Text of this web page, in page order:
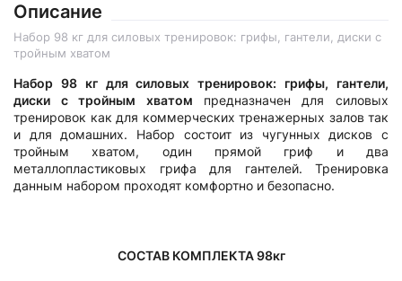
Описание
Набор 98 кг для силовых тренировок: грифы, гантели, диски с
тройным хватом
Набор 98 кг для силовых тренировок: грифы, гантели,
диски с тройным хватом предназначен для силовых
тренировок как для коммерческих тренажерных залов так
и для домашних. Набор состоит из чугунных дисков с
тройным хватом, один прямой гриф и два
металлопластиковых грифа для гантелей. Тренировка
данным набором проходят комфортно и безопасно.
СОСТАВ КОМПЛЕКТА 98кг